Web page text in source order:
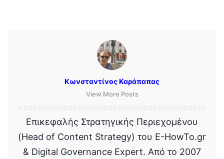
Κωνσταντίνος Καράπαπας
View More Posts
Επικεφαλής Στρατηγικής Περιεχομένου
(Head of Content Strategy) του E-HowTo.gr
& Digital Governance Expert. Από το 2007